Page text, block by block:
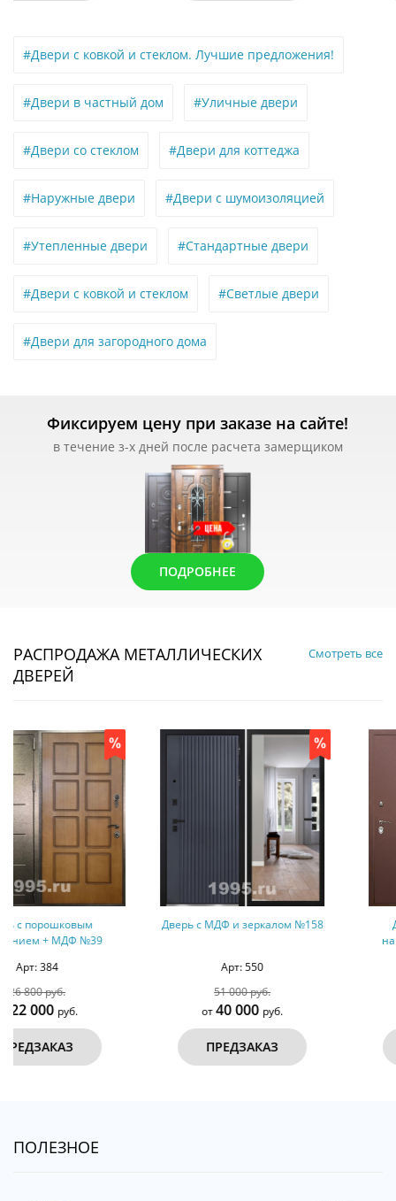
#Двери с ковкой и стеклом. Лучшие предложения!
#Двери в частный дом #Уличные двери
#Двери со стеклом #Двери для коттеджа
#Наружные двери #Двери с шумоизоляцией
#Утепленные двери #Стандартные двери
#Двери с ковкой и стеклом #Светлые двери
#Двери для загородного дома
Фиксируем цену при заказе на сайте!
в течение з-х дней после расчета замерщиком
ПОДРОБНЕЕ
РАСПРОДАЖА МЕТАЛЛИЧЕСКИХ
ДВЕРЕЙ
Смотреть все
Дверь с МДФ и зеркалом №158
от40 000
ПРЕДЗАКАЗ
Дверь с порошковым
от39 500
ПРЕДЗАКАЗ
ПОЛЕЗНОЕ